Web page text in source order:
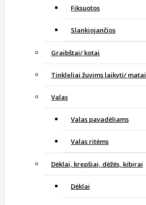
Fiksuotos
Slankiojančios
Graibštai/ kotai
Tinkleliai žuvims laikyti/ matai
Valas
Valas pavadėliams
Valas ritėms
Dėklai, krepšiai, dėžės, kibirai
Dėklai